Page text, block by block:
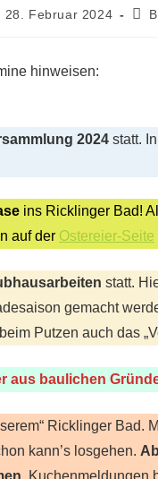
28. Februar 2024
hinweisen:
2024 statt.
ins Ricklinger Bad!
auf der Ostereier-Seite
statt.
gemacht
Putzen auch das
aus baulichen
Ricklinger
kann’s losgehen.
Kuchenmeldungen